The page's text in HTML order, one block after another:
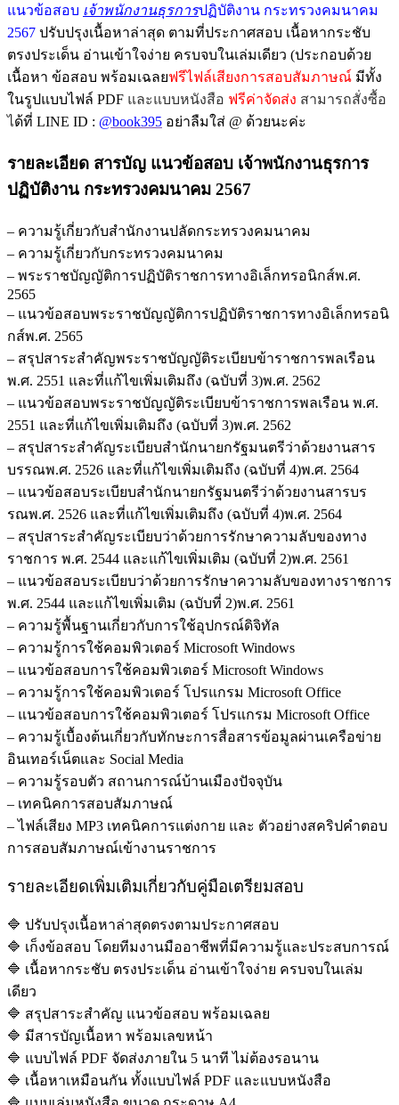
2567
ฉบับ
ปรับปรุง
ล่าสุด
พร้อม
เฉลย
แนวข้อสอบ เจ้าพนักงานธุรการปฏิบัติงาน กระทรวงคมนาคม
2567 ปรับปรุงเนื้อหาล่าสุด ตามที่ประกาศสอบ เนื้อหากระชับ
ตรงประเด็น อ่านเข้าใจง่าย ครบจบในเล่มเดียว (ประกอบด้วย
เนื้อหา ข้อสอบ พร้อมเฉลยฟรีไฟล์เสียงการสอบสัมภาษณ์ มีทั้ง
ในรูปแบบไฟล์ PDF และแบบหนังสือ ฟรีค่าจัดส่ง สามารถสั่งซื้อ
ได้ที่ LINE ID : @book395 อย่าลืมใส่ @ ด้วยนะค่ะ
รายละเอียด สารบัญ แนวข้อสอบ เจ้าพนักงานธุรการ
ปฏิบัติงาน กระทรวงคมนาคม 2567
– ความรู้เกี่ยวกับสำนักงานปลัดกระทรวงคมนาคม
– ความรู้เกี่ยวกับกระทรวงคมนาคม
– พระราชบัญญัติการปฏิบัติราชการทางอิเล็กทรอนิกส์พ.ศ.
2565
– แนวข้อสอบพระราชบัญญัติการปฏิบัติราชการทางอิเล็กทรอนิ
กส์พ.ศ. 2565
– สรุปสาระสำคัญพระราชบัญญัติระเบียบข้าราชการพลเรือน
พ.ศ. 2551 และที่แก้ไขเพิ่มเติมถึง (ฉบับที่ 3)พ.ศ. 2562
– แนวข้อสอบพระราชบัญญัติระเบียบข้าราชการพลเรือน พ.ศ.
2551 และที่แก้ไขเพิ่มเติมถึง (ฉบับที่ 3)พ.ศ. 2562
– สรุปสาระสำคัญระเบียบสำนักนายกรัฐมนตรีว่าด้วยงานสาร
บรรณพ.ศ. 2526 และที่แก้ไขเพิ่มเติมถึง (ฉบับที่ 4)พ.ศ. 2564
– แนวข้อสอบระเบียบสำนักนายกรัฐมนตรีว่าด้วยงานสารบร
รณพ.ศ. 2526 และที่แก้ไขเพิ่มเติมถึง (ฉบับที่ 4)พ.ศ. 2564
– สรุปสาระสำคัญระเบียบว่าด้วยการรักษาความลับของทาง
ราชการ พ.ศ. 2544 และแก้ไขเพิ่มเติม (ฉบับที่ 2)พ.ศ. 2561
– แนวข้อสอบระเบียบว่าด้วยการรักษาความลับของทางราชการ
พ.ศ. 2544 และแก้ไขเพิ่มเติม (ฉบับที่ 2)พ.ศ. 2561
– ความรู้พื้นฐานเกี่ยวกับการใช้อุปกรณ์ดิจิทัล
– ความรู้การใช้คอมพิวเตอร์ Microsoft Windows
– แนวข้อสอบการใช้คอมพิวเตอร์ Microsoft Windows
– ความรู้การใช้คอมพิวเตอร์ โปรแกรม Microsoft Office
– แนวข้อสอบการใช้คอมพิวเตอร์ โปรแกรม Microsoft Office
– ความรู้เบื้องต้นเกี่ยวกับทักษะการสื่อสารข้อมูลผ่านเครือข่าย
อินเทอร์เน็ตและ Social Media
– ความรู้รอบตัว สถานการณ์บ้านเมืองปัจจุบัน
– เทคนิคการสอบสัมภาษณ์
– ไฟล์เสียง MP3 เทคนิคการแต่งกาย และ ตัวอย่างสคริปคำตอบ
การสอบสัมภาษณ์เข้างานราชการ
รายละเอียดเพิ่มเติมเกี่ยวกับคู่มือเตรียมสอบ
🔷 ปรับปรุงเนื้อหาล่าสุดตรงตามประกาศสอบ
🔷 เก็งข้อสอบ โดยทีมงานมืออาชีพที่มีความรู้และประสบการณ์
🔷 เนื้อหากระชับ ตรงประเด็น อ่านเข้าใจง่าย ครบจบในเล่ม
เดียว
🔷 สรุปสาระสำคัญ แนวข้อสอบ พร้อมเฉลย
🔷 มีสารบัญเนื้อหา พร้อมเลขหน้า
🔷 แบบไฟล์ PDF จัดส่งภายใน 5 นาที ไม่ต้องรอนาน
🔷 เนื้อหาเหมือนกัน ทั้งแบบไฟล์ PDF และแบบหนังสือ